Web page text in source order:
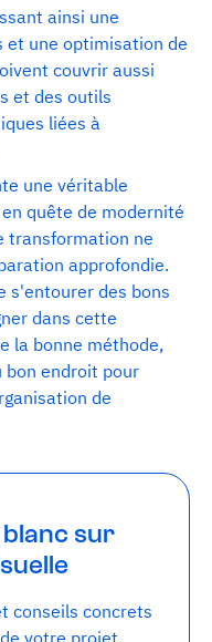
ainsi une
et une optimisation de
couvrir aussi
et des outils
liées à
une véritable
quête de modernité
transformation ne
approfondie.
s'entourer des bons
dans cette
la bonne méthode,
bon endroit pour
de
sur
conseils concrets
votre projet.